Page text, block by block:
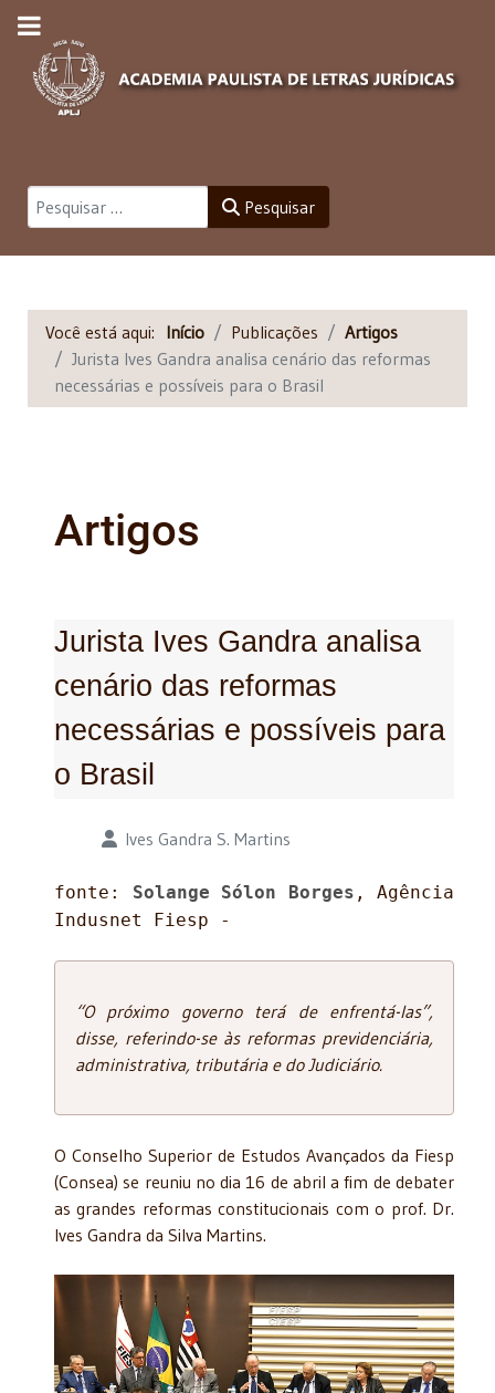
Pesquisar Pesquisar
Você está aqui: Início Publicações
Artigos
Jurista Ives Gandra analisa cenário das reformas
necessárias e possíveis para o Brasil
Artigos
Jurista Ives Gandra analisa
cenário das reformas
necessárias e possíveis para
o Brasil
Detalhes Ives Gandra S. Martins
fonte: Solange Sólon Borges , Agência
Indusnet Fiesp -
“O próximo governo terá de enfrentá-las”,
disse, referindo-se às reformas previdenciária,
administrativa, tributária e do Judiciário.
O Conselho Superior de Estudos Avançados da Fiesp
(Consea) se reuniu no dia 16 de abril a fim de debater
as grandes reformas constitucionais com o prof. Dr.
Ives Gandra da Silva Martins.